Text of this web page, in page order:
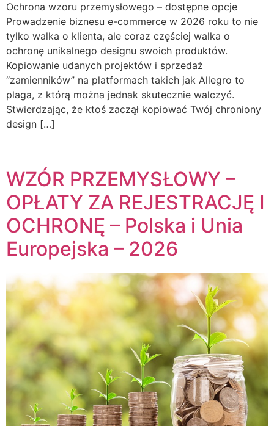
Ochrona wzoru przemysłowego – dostępne opcje
Prowadzenie biznesu e-commerce w 2026 roku to nie
tylko walka o klienta, ale coraz częściej walka o
ochronę unikalnego designu swoich produktów.
Kopiowanie udanych projektów i sprzedaż
“zamienników” na platformach takich jak Allegro to
plaga, z którą można jednak skutecznie walczyć.
Stwierdzając, że ktoś zaczął kopiować Twój chroniony
design […]
WZÓR PRZEMYSŁOWY –
OPŁATY ZA REJESTRACJĘ I
OCHRONĘ – Polska i Unia
Europejska – 2026